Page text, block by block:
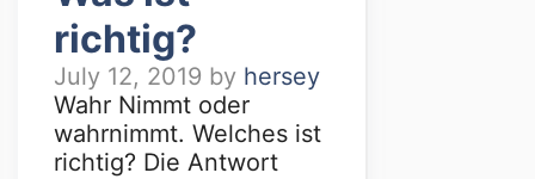
richtig?
July 12, 2019 by hersey
Wahr Nimmt oder
wahrnimmt. Welches ist
richtig? Die Antwort